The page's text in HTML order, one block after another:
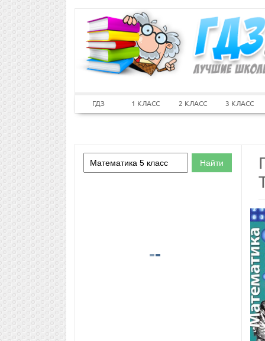
ГДЗ 1 КЛАСС 2 КЛАСС 3 КЛАСС